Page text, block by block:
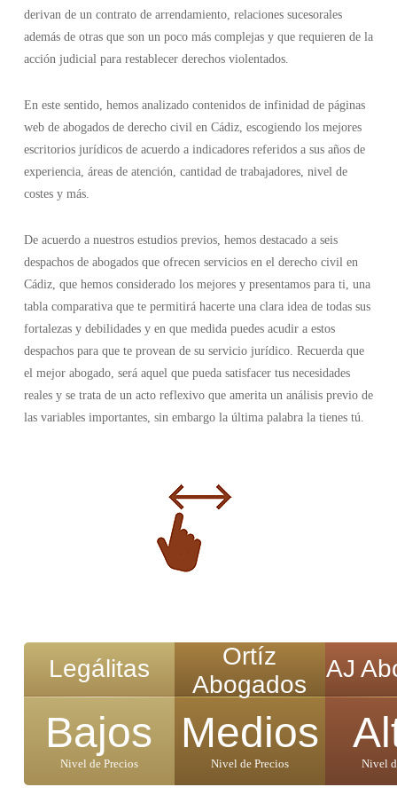
derivan de un contrato de arrendamiento, relaciones sucesorales
además de otras que son un poco más complejas y que requieren de la
acción judicial para restablecer derechos violentados.
En este sentido, hemos analizado contenidos de infinidad de páginas
web de abogados de derecho civil en Cádiz, escogiendo los mejores
escritorios jurídicos de acuerdo a indicadores referidos a sus años de
experiencia, áreas de atención, cantidad de trabajadores, nivel de
costes y más.
De acuerdo a nuestros estudios previos, hemos destacado a seis
despachos de abogados que ofrecen servicios en el derecho civil en
Cádiz, que hemos considerado los mejores y presentamos para ti, una
tabla comparativa que te permitirá hacerte una clara idea de todas sus
fortalezas y debilidades y en que medida puedes acudir a estos
despachos para que te provean de su servicio jurídico. Recuerda que
el mejor abogado, será aquel que pueda satisfacer tus necesidades
reales y se trata de un acto reflexivo que amerita un análisis previo de
las variables importantes, sin embargo la última palabra la tienes tú.
Legálitas
Bajos
Nivel de Precios
Ortíz
Abogados
Medios
Nivel de Precios
AJ
Nivel